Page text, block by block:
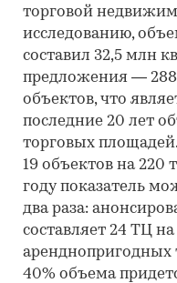
торговой
исследованию,
составил 32,5 млн
предложения —
объектов, что
последние 20 лет
торговых
19 объектов на 220
году показатель
два раза:
составляет 24 ТЦ
аренднопригодных
40% объема